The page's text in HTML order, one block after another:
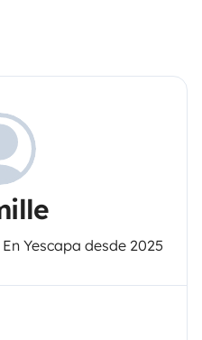
Yescapa desde 2025